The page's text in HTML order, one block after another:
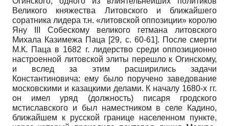
Великого княжества Литовского и ближайшего
соратника лидера т.н. «литовской оппозиции» королю
Яну III Собескому великого гетмана литовского
Михала Казимежа Паца [29, с. 60-61]. После смерти
М.К. Паца в 1682 г. лидерство среди оппозиционно
настроенной литовской элиты перешло к Огинскому,
и вслед за этим расширились задачи
Константиновича: ему было поручено заведование
московскими и казацкими делами. К началу 1680-х гг.
он имел уряд (должность) писаря гродского
мстиславского и был наместником в селе Кадино,
ближайшем к русской границе населенном пункте,